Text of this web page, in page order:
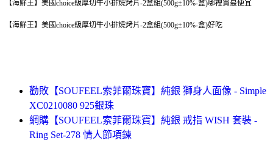
【海鮮王】美國choice級厚切牛小排燒烤片-2盒組(500g±10%-盒)哪裡買最便宜
【海鮮王】美國choice級厚切牛小排燒烤片-2盒組(500g±10%-盒)好吃
勸敗【SOUFEEL索菲爾珠寶】純銀 獅身人面像 - Simple
XC0210080 925銀珠
網購【SOUFEEL索菲爾珠寶】純銀 戒指 WISH 套裝 -
Ring Set-278 情人節項鍊